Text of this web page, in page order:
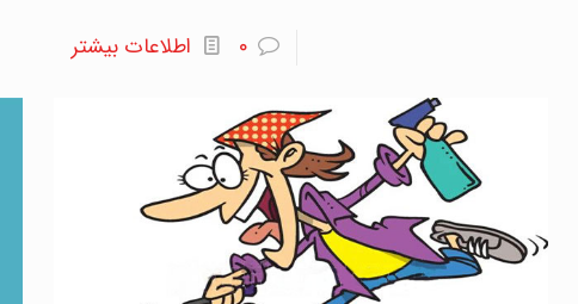
۰ اطلاعات بیشتر